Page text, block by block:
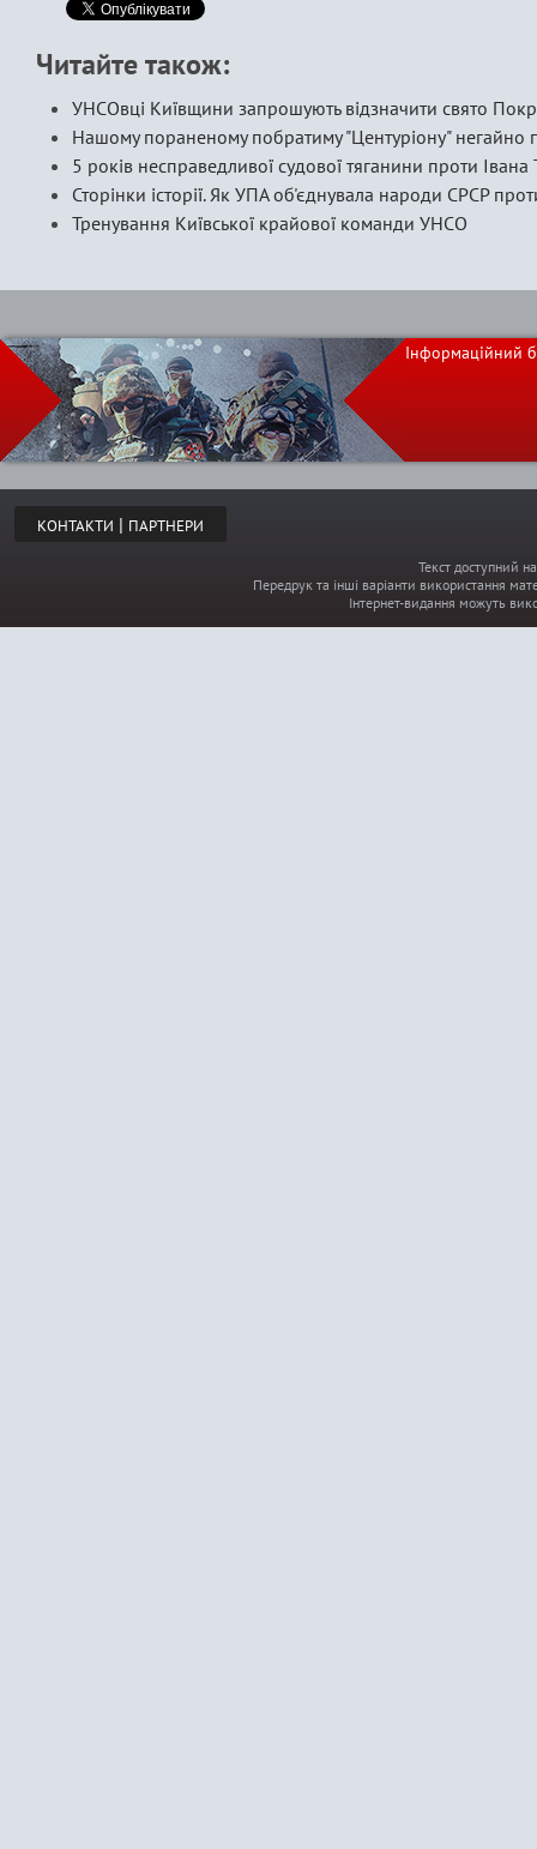
Читайте також:
УНСОвці Київщини запрошують відзначити свято
Нашому пораненому побратиму "Центуріону" негайно
5 років несправедливої судової тяганини проти Івана
Сторінки історії. Як УПА об'єднувала народи СРСР
Тренування Київської крайової команди УНСО
Інформаційний
КОНТАКТИ | ПАРТНЕРИ
Текст доступний
Передрук та інші варіанти використання
Інтернет-видання можуть